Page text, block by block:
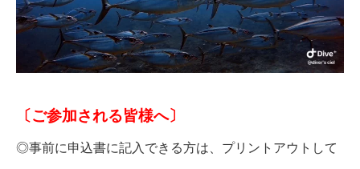
〔ご参加される皆様へ〕
◎事前に申込書に記入できる方は、プリントアウトして